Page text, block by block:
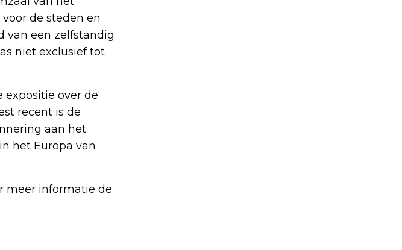
de steden en
van een zelfstandig
niet exclusief tot
over de
recent is de
aan het
het Europa van
meer informatie de